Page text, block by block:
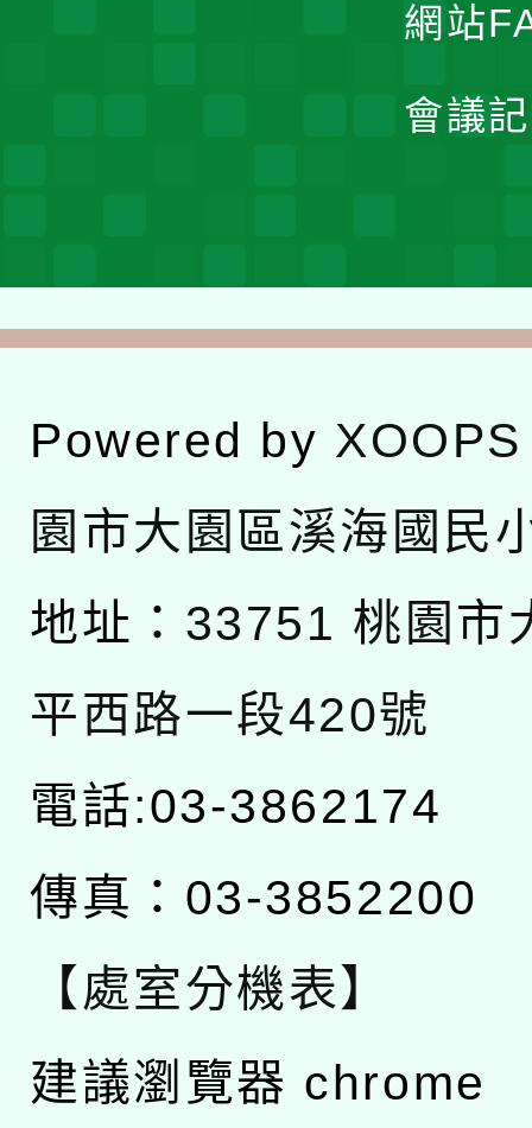
網站
會議
Powered by XOOPS
園市大園區溪海國民
地址： 33751 桃園市
平西路一段420號
電話:03-3862174
傳真：03-3852200
【處室分機表】
建議瀏覽器 chrome